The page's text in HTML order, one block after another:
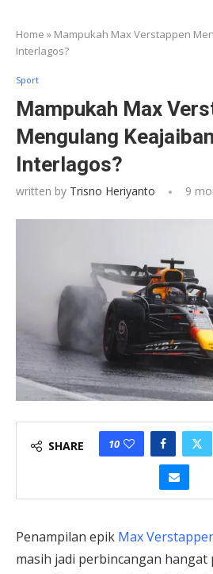
Home » Mampukah Max Verstappen
Interlagos?
Sport
Mampukah Max
Mengulang
Interlagos?
written by Trisno Heriyanto 9
SHARE 10
Penampilan epik Max
masih jadi perbincangan hangat